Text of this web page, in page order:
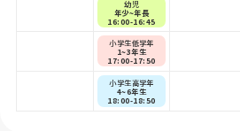
幼児
年少~年長
16:00-16:45
小学生低学年
1~3年生
17:00-17:50
小学生高学年
4~6年生
18:00-18:50